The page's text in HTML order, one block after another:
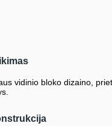
vidinio bloko dizaino,